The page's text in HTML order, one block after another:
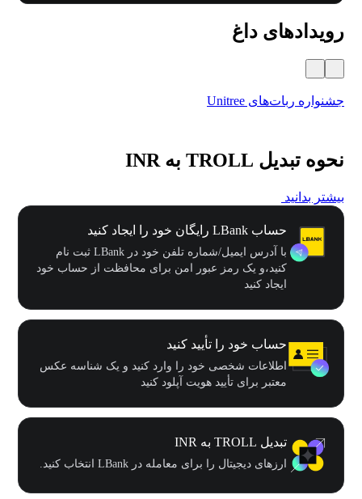
رویدادهای داغ
جشنواره ربات‌های Unitree
نحوه تبدیل TROLL به INR
بیشتر بدانید
حساب LBank رایگان خود را ایجاد کنید
با آدرس ایمیل/شماره تلفن خود در LBank ثبت نام
کنید،و یک رمز عبور امن برای محافظت از حساب خود
ایجاد کنید
حساب خود را تأیید کنید
اطلاعات شخصی خود را وارد کنید و یک شناسه عکس
معتبر برای تأیید هویت آپلود کنید
تبدیل TROLL به INR
ارزهای دیجیتال را برای معامله در LBank انتخاب کنید.